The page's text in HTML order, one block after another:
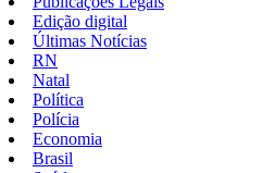
Edição digital
Últimas Notícias
RN
Natal
Política
Polícia
Economia
Brasil